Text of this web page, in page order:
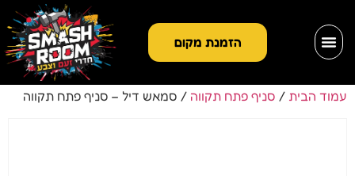
הזמנת מקום
עמוד הבית / סניף פתח תקווה / סמאש דיל – סניף פתח תקווה